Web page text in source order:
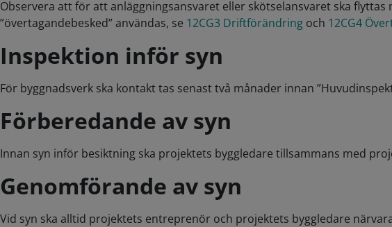
Observera att för att anläggningsansvaret eller skötselansvaret ska
”övertagandebesked” användas, se 12CG3 Driftförändring och 12CG4
Inspektion inför syn
För byggnadsverk ska kontakt tas senast två månader innan
Förberedande av syn
Innan syn inför besiktning ska projektets byggledare tillsammans med
Genomförande av syn
Vid syn ska alltid projektets entreprenör och projektets byggledare